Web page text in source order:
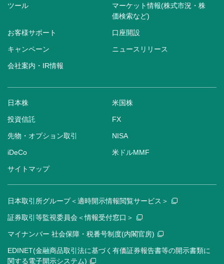
ツール
マーケット情報(株式市況・株
価検索など)
お客様サポート 口座開設
キャンペーン ニュースリリース
会社案内・IR情報
日本株 米国株
投資信託 FX
先物・オプション取引 NISA
iDeCo 米ドルMMF
サイトマップ
日本取引所グループ＜適時開示情報閲覧サービス＞
証券取引等監視委員会＜情報受付窓口＞
マイナンバー 社会保障・税番号制度(内閣官房)
EDINET(金融商品取引法に基づく有価証券報告書等の開示書類に
関する電子開示システム)